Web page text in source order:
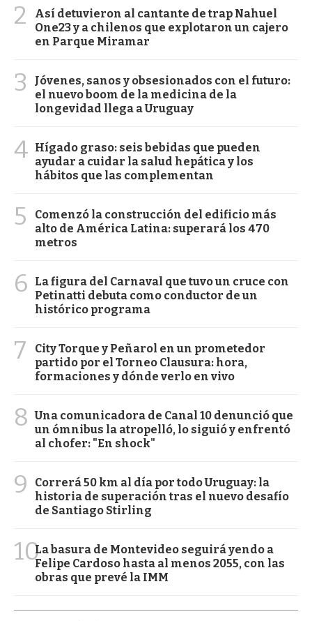
2
Así detuvieron al cantante de trap Nahuel
One23 y a chilenos que explotaron un cajero
en Parque Miramar
3
Jóvenes, sanos y obsesionados con el futuro:
el nuevo boom de la medicina de la
longevidad llega a Uruguay
4 Hígado graso: seis bebidas que pueden
ayudar a cuidar la salud hepática y los
hábitos que las complementan
5
Comenzó la construcción del edificio más
alto de América Latina: superará los 470
metros
6
La figura del Carnaval que tuvo un cruce con
Petinatti debuta como conductor de un
histórico programa
7
City Torque y Peñarol en un prometedor
partido por el Torneo Clausura: hora,
formaciones y dónde verlo en vivo
8 Una comunicadora de Canal 10 denunció que
un ómnibus la atropelló, lo siguió y enfrentó
al chofer: "En shock"
9
Correrá 50 km al día por todo Uruguay: la
historia de superación tras el nuevo desafío
de Santiago Stirling
10La basura de Montevideo seguirá yendo a
Felipe Cardoso hasta al menos 2055, con las
obras que prevé la IMM